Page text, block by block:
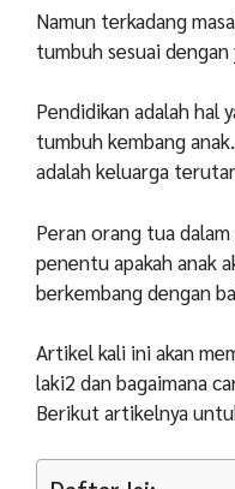
Namun terkadang
tumbuh sesuai dengan
Pendidikan adalah hal
tumbuh kembang
adalah keluarga
Peran orang tua
penentu apakah anak
berkembang dengan
Artikel kali ini akan
laki2 dan bagaimana
Berikut artikelnya